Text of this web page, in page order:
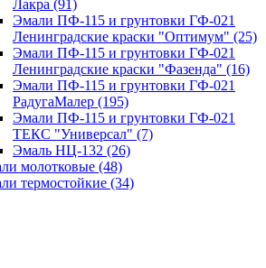
Лакра (91)
Эмали ПФ-115 и грунтовки ГФ-021
Ленинградские краски "Оптимум" (25)
Эмали ПФ-115 и грунтовки ГФ-021
Ленинградские краски "Фазенда" (16)
Эмали ПФ-115 и грунтовки ГФ-021
РадугаМалер (195)
Эмали ПФ-115 и грунтовки ГФ-021
ТЕКС "Универсал" (7)
Эмаль НЦ-132 (26)
молотковые (48)
термостойкие (34)